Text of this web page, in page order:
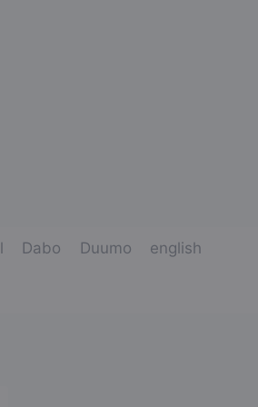
Dabo Duumo english